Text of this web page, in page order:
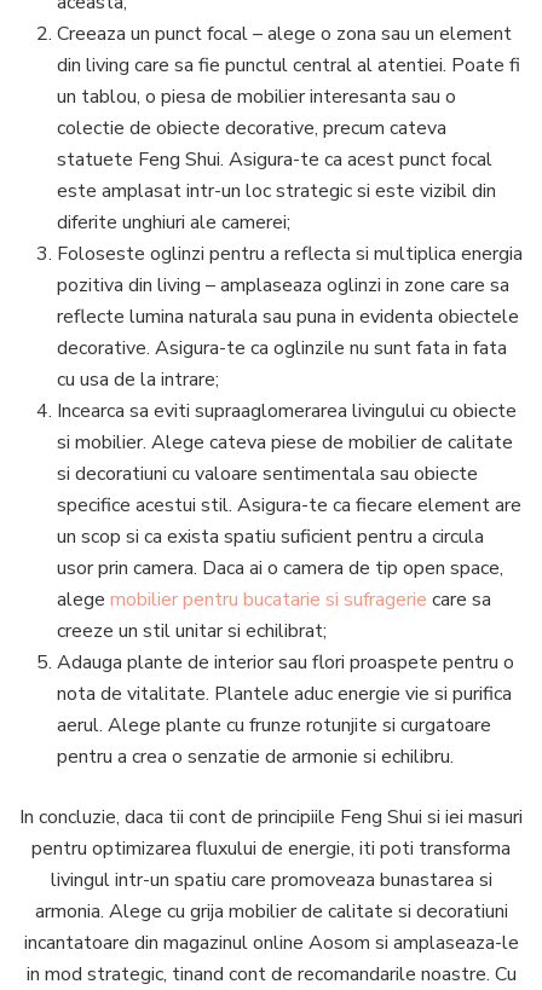
Creeaza un punct focal – alege o zona sau un element
din living care sa fie punctul central al atentiei. Poate fi
un tablou, o piesa de mobilier interesanta sau o
colectie de obiecte decorative, precum cateva
statuete Feng Shui. Asigura-te ca acest punct focal
este amplasat intr-un loc strategic si este vizibil din
diferite unghiuri ale camerei;
Foloseste oglinzi pentru a reflecta si multiplica energia
pozitiva din living – amplaseaza oglinzi in zone care sa
reflecte lumina naturala sau puna in evidenta obiectele
decorative. Asigura-te ca oglinzile nu sunt fata in fata
cu usa de la intrare;
Incearca sa eviti supraaglomerarea livingului cu obiecte
si mobilier. Alege cateva piese de mobilier de calitate
si decoratiuni cu valoare sentimentala sau obiecte
specifice acestui stil. Asigura-te ca fiecare element are
un scop si ca exista spatiu suficient pentru a circula
usor prin camera. Daca ai o camera de tip open space,
alege mobilier pentru bucatarie si sufragerie care sa
creeze un stil unitar si echilibrat;
Adauga plante de interior sau flori proaspete pentru o
nota de vitalitate. Plantele aduc energie vie si purifica
aerul. Alege plante cu frunze rotunjite si curgatoare
pentru a crea o senzatie de armonie si echilibru.
In concluzie, daca tii cont de principiile Feng Shui si iei masuri
pentru optimizarea fluxului de energie, iti poti transforma
livingul intr-un spatiu care promoveaza bunastarea si
armonia. Alege cu grija mobilier de calitate si decoratiuni
incantatoare din magazinul online Aosom si amplaseaza-le
in mod strategic, tinand cont de recomandarile noastre. Cu